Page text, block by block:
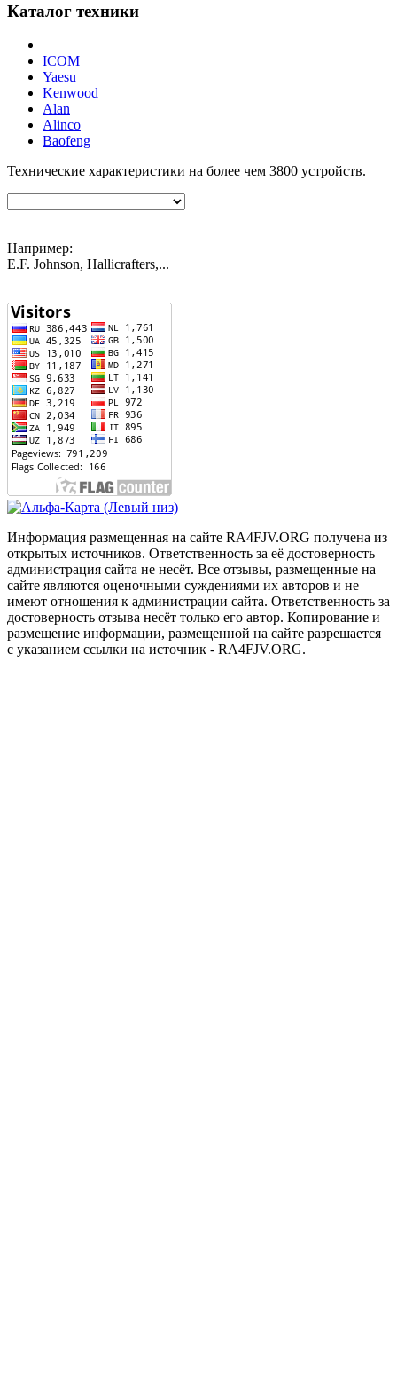
Каталог техники
ICOM
Yaesu
Kenwood
Alan
Alinco
Baofeng
Технические характеристики на более чем 3800 устройств.
Например:
E.F. Johnson, Hallicrafters,...
Информация размещенная на сайте RA4FJV.ORG получена из
открытых источников. Ответственность за её достоверность
администрация сайта не несёт. Все отзывы, размещенные на
сайте являются оценочными суждениями их авторов и не
имеют отношения к администрации сайта. Ответственность за
достоверность отзыва несёт только его автор. Копирование и
размещение информации, размещенной на сайте разрешается
с указанием ссылки на источник - RA4FJV.ORG.